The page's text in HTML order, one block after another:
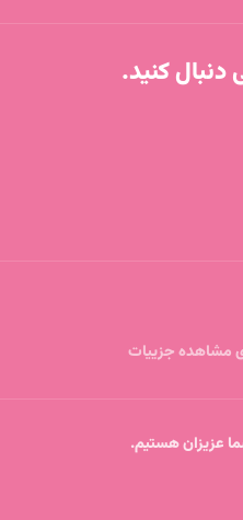
کنید.